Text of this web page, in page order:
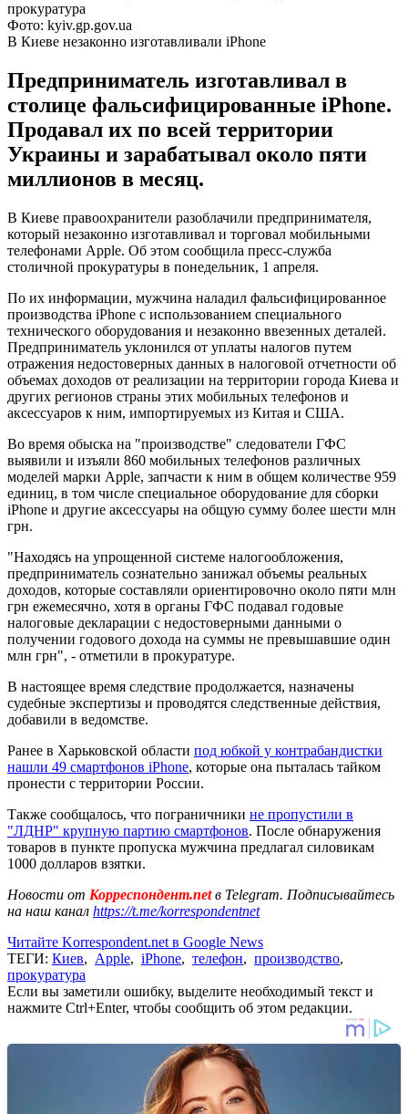
Фото: kyiv.gp.gov.ua
В Киеве незаконно изготавливали iPhone
Предприниматель изготавливал в
столице фальсифицированные іРһоnе.
Продавал их по всей территории
Украины и зарабатывал около пяти
миллионов в месяц.
В Киеве правоохранители разоблачили предпринимателя,
который незаконно изготавливал и торговал мобильными
телефонами Apple. Об этом сообщила пресс-служба
столичной прокуратуры в понедельник, 1 апреля.
По их информации, мужчина наладил фальсифицированное
производства іРһоnе с использованием специального
технического оборудования и незаконно ввезенных деталей.
Предприниматель уклонился от уплаты налогов путем
отражения недостоверных данных в налоговой отчетности об
объемах доходов от реализации на территории города Киева и
других регионов страны этих мобильных телефонов и
аксессуаров к ним, импортируемых из Китая и США.
Во время обыска на "производстве" следователи ГФС
выявили и изъяли 860 мобильных телефонов различных
моделей марки Apple, запчасти к ним в общем количестве 959
единиц, в том числе специальное оборудование для сборки
іРһоnе и другие аксессуары на общую сумму более шести млн
грн.
"Находясь на упрощенной системе налогообложения,
предприниматель сознательно занижал объемы реальных
доходов, которые составляли ориентировочно около пяти млн
грн ежемесячно, хотя в органы ГФС подавал годовые
налоговые декларации с недостоверными данными о
получении годового дохода на суммы не превышавшие один
млн грн", - отметили в прокуратуре.
В настоящее время следствие продолжается, назначены
судебные экспертизы и проводятся следственные действия,
добавили в ведомстве.
Ранее в Харьковской области под юбкой у контрабандистки
нашли 49 смартфонов iPhone, которые она пыталась тайком
пронести с территории России.
Также сообщалось, что пограничники не пропустили в
"ЛДНР" крупную партию смартфонов. После обнаружения
товаров в пункте пропуска мужчина предлагал силовикам
1000 долларов взятки.
Новости от Корреспондент.netв Telegram. Подписывайтесь
на наш канал https://t.me/korrespondentnet
Читайте Korrespondent.net в Google News
ТЕГИ: Киев, Apple, iPhone, телефон, производство,
прокуратура
Если вы заметили ошибку, выделите необходимый текст и
нажмите Ctrl+Enter, чтобы сообщить об этом редакции.